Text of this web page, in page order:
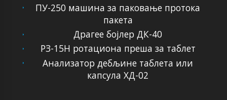
ПУ-250 машина за паковање протока
пакета
Драгее бојлер ДК-40
РЗ-15Н ротациона преша за таблет
Анализатор дебљине таблета или
капсула ХД-02